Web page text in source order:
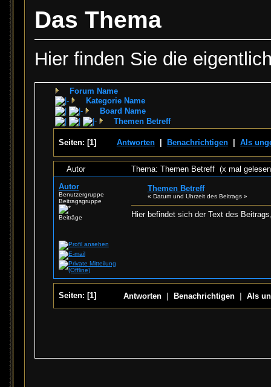
Das Thema
Hier finden Sie die
Forum Name
Kategorie Name
Board Name
Themen Betreff
Seiten: [1] Antworten| Benachrichtigen| Als
Autor
Thema: Themen Betreff (x mal
Autor
Benutzergruppe
Beitragsgruppe
Beiträge
Themen Betreff
« Datum und Uhrzeit des Beitrags »
Hier befindet sich der Text des
Seiten: [1] Antworten| Benachrichtigen| Als